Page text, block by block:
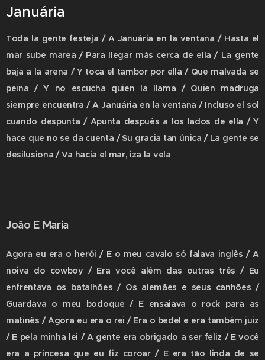
Januária
Toda la gente festeja / A Januária en la ventana / Hasta el
mar sube marea / Para llegar más cerca de ella / La gente
baja a la arena / Y toca el tambor por ella / Que malvada se
peina / Y no escucha quien la llama / Quien madruga
siempre encuentra / A Januária en la ventana / Incluso el sol
cuando despunta / Apunta después a los lados de ella / Y
hace que no se da cuenta / Su gracia tan única / La gente se
desilusiona / Va hacia el mar, iza la vela
João E Maria
Agora eu era o herói / E o meu cavalo só falava inglês / A
noiva do cowboy / Era você além das outras três / Eu
enfrentava os batalhões / Os alemães e seus canhões /
Guardava o meu bodoque / E ensaiava o rock para as
matinês / Agora eu era o rei / Era o bedel e era também juiz
/ E pela minha lei / A gente era obrigado a ser feliz / E você
era a princesa que eu fiz coroar / E era tão linda de se